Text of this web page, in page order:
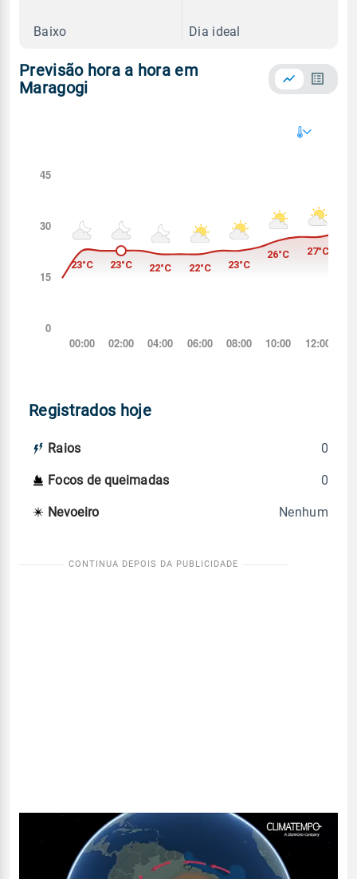
Baixo Dia ideal
Previsão hora a hora em
Maragogi
Registrados hoje
Raios 0
Focos de queimadas 0
Nevoeiro Nenhum